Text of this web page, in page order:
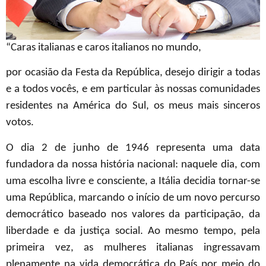
“Caras italianas e caros italianos no mundo,
por ocasião da Festa da República, desejo dirigir a todas
e a todos vocês, e em particular às nossas comunidades
residentes na América do Sul, os meus mais sinceros
votos.
O dia 2 de junho de 1946 representa uma data
fundadora da nossa história nacional: naquele dia, com
uma escolha livre e consciente, a Itália decidia tornar-se
uma República, marcando o início de um novo percurso
democrático baseado nos valores da participação, da
liberdade e da justiça social. Ao mesmo tempo, pela
primeira vez, as mulheres italianas ingressavam